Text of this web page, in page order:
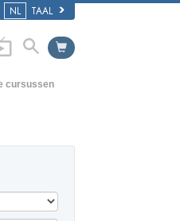
NL TAAL
cursussen